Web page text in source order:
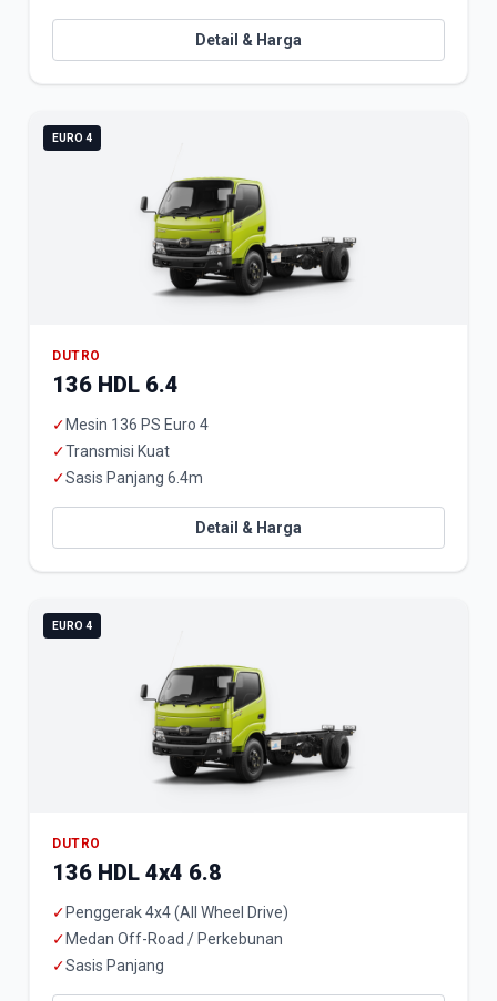
Detail & Harga
EURO 4
DUTRO
136 HDL 6.4
✓ Mesin 136 PS Euro 4
✓Transmisi Kuat
✓Sasis Panjang 6.4m
Detail & Harga
EURO 4
DUTRO
136 HDL 4x4 6.8
✓ Penggerak 4x4 (All Wheel Drive)
✓ Medan Off-Road / Perkebunan
✓Sasis Panjang